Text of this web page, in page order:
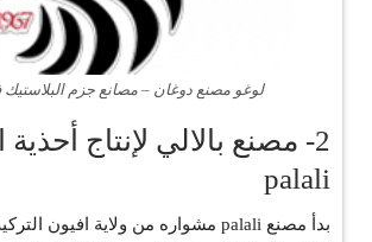
لوغو مصنع دوغان – مصانع جزم البلاستيك
2- مصنع بالالي لإنتاج أحذية
palali